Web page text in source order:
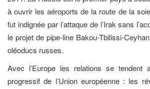
à ouvrir les aéroports de la route de la
fut indignée par l’attaque de l’Irak sans
le projet de pipe-line Bakou-Tbilissi-
oléoducs russes.
Avec l’Europe les relations se tendent
progressif de l’Union européenne : les